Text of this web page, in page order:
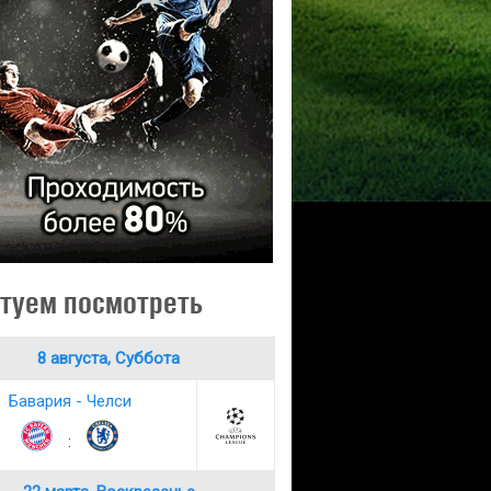
посмотреть
8 августа, Суббота
Бавария - Челси
: